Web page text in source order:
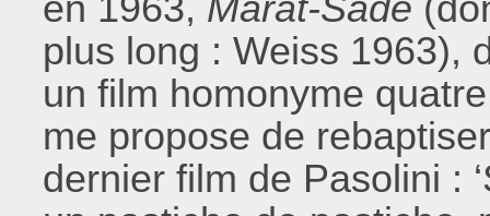
plus long : Weiss 1963),
un film homonyme
me propose de
dernier film de Pasolini :